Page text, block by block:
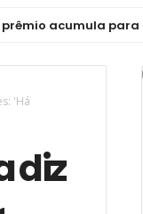
para R$ 165
'Há
diz